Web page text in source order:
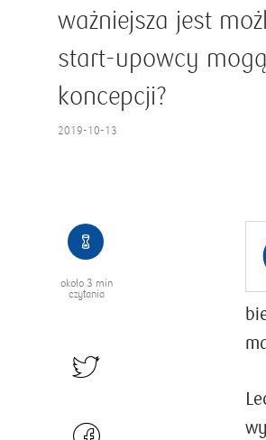
ważniejsza jest
start-upowcy mogą
koncepcji?
2019-10-13
około 3 min
czytania
Jak małe
mogą
własną
zdobyć kapitał
lub nowych